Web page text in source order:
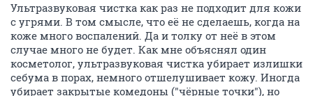
Ультразвуковая чистка как раз не подходит для кожи
с угрями. В том смысле, что её не сделаешь, когда на
коже много воспалений. Да и толку от неё в этом
случае много не будет. Как мне объяснял один
косметолог, ультразвуковая чистка убирает излишки
себума в порах, немного отшелушивает кожу. Иногда
убирает закрытые комедоны ("чёрные точки"), но